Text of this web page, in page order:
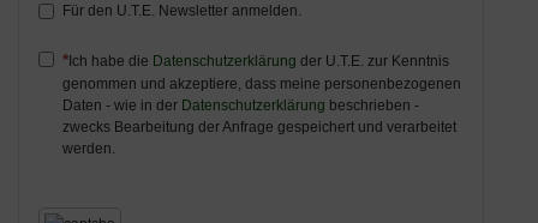
Für den U.T.E. Newsletter anmelden.
Ich habe die Datenschutzerklärung der U.T.E. zur Kenntnis
genommen und akzeptiere, dass meine personenbezogenen
Daten - wie in der Datenschutzerklärung beschrieben -
zwecks Bearbeitung der Anfrage gespeichert und verarbeitet
werden.